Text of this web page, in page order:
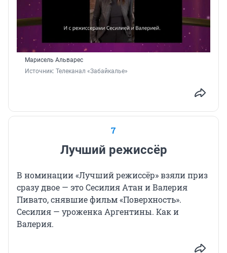
Марисель Альварес
Источник: Телеканал «Забайкалье»
7
Лучший режиссёр
В номинации «Лучший режиссёр» взяли приз
сразу двое — это Сесилия Атан и Валерия
Пивато, снявшие фильм «Поверхность».
Сесилия — уроженка Аргентины. Как и
Валерия.